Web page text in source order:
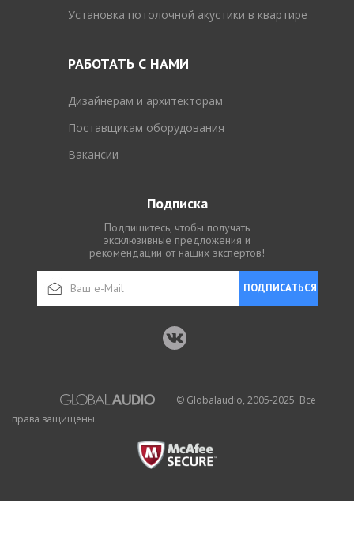
Установка потолочной акустики в квартире
РАБОТАТЬ С НАМИ
Дизайнерам и архитекторам
Поставщикам оборудования
Вакансии
Подписка
Подпишитесь, чтобы получать
эксклюзивные предложения и
рекомендации от наших экспертов!
ПОДПИСАТЬСЯ
© Globalaudio, 2005-2025. Все
права защищены.